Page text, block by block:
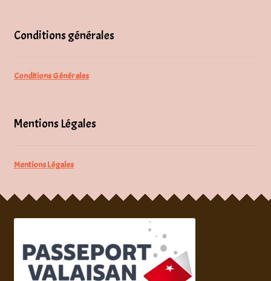
Conditions générales
Conditions Générales
Mentions Légales
Mentions Légales